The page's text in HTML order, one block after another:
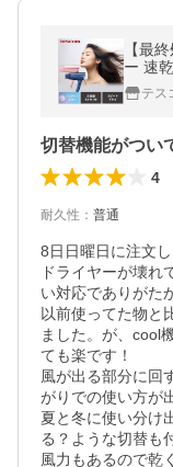
【最
ー 速
熱風テス
切替機能がつい
4
耐久性 ： 普通
8日日曜日に注文
ドライヤーが壊れ
い対応でありがた
以前使ってた物と
ました。が、cool
ても楽です！
風が出る部分に回
がりでの使い方が
夏と冬に使い分け
る？ような切替も
風力もあるので乾